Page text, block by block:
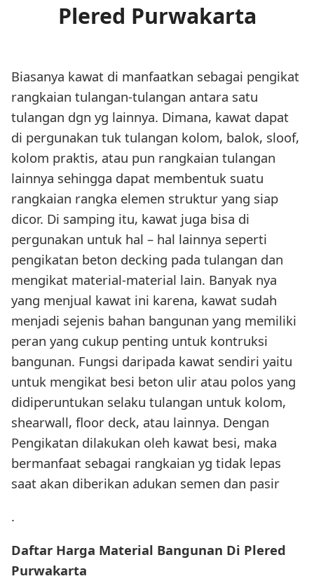
Plered Purwakarta
Biasanya kawat di manfaatkan sebagai pengikat
rangkaian tulangan-tulangan antara satu
tulangan dgn yg lainnya. Dimana, kawat dapat
di pergunakan tuk tulangan kolom, balok, sloof,
kolom praktis, atau pun rangkaian tulangan
lainnya sehingga dapat membentuk suatu
rangkaian rangka elemen struktur yang siap
dicor. Di samping itu, kawat juga bisa di
pergunakan untuk hal – hal lainnya seperti
pengikatan beton decking pada tulangan dan
mengikat material-material lain. Banyak nya
yang menjual kawat ini karena, kawat sudah
menjadi sejenis bahan bangunan yang memiliki
peran yang cukup penting untuk kontruksi
bangunan. Fungsi daripada kawat sendiri yaitu
untuk mengikat besi beton ulir atau polos yang
didiperuntukan selaku tulangan untuk kolom,
shearwall, floor deck, atau lainnya. Dengan
Pengikatan dilakukan oleh kawat besi, maka
bermanfaat sebagai rangkaian yg tidak lepas
saat akan diberikan adukan semen dan pasir
.
Daftar Harga Material Bangunan Di Plered
Purwakarta